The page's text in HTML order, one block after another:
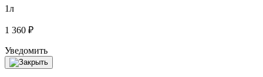
1л
1 360 ₽
Уведомить